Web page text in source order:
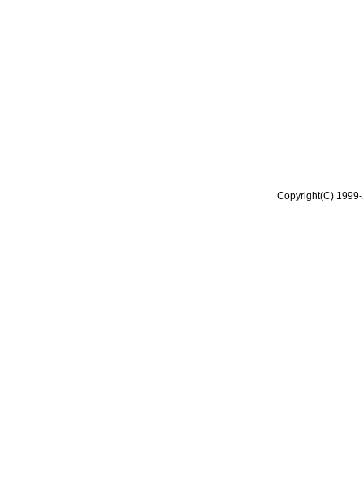
Copyright(C)